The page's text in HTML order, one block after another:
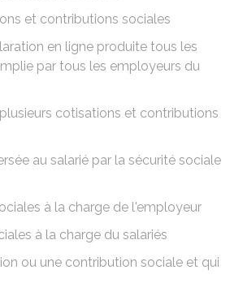
et contributions sociales
en ligne produite tous les
par tous les employeurs du
cotisations et contributions
au salarié par la sécurité sociale
à la charge de l'employeur
à la charge du salariés
ou une contribution sociale et qui